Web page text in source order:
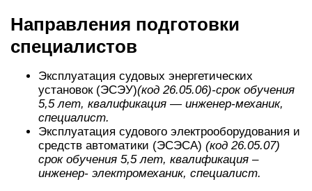
Направления подготовки
специалистов
Эксплуатация судовых энергетических
установок (ЭСЭУ)(код 26.05.06)-срок обучения
5,5 лет, квалификация — инженер-механик,
специалист.
Эксплуатация судового электрооборудования и
средств автоматики (ЭСЭСА) (код 26.05.07)
срок обучения 5,5 лет, квалификация –
инженер- электромеханик, специалист.